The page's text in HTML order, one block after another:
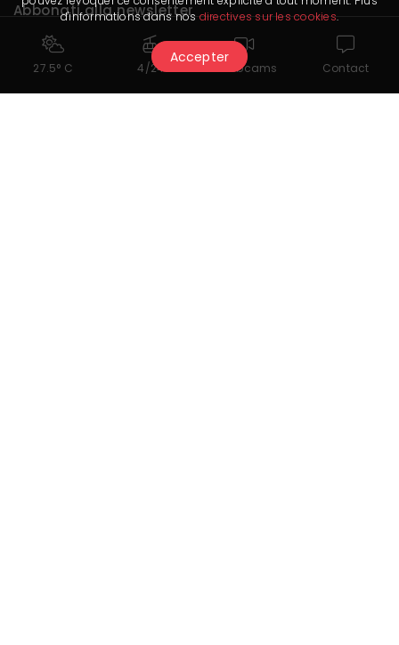
Abbonati alla newsletter
Leggi la nostra ultima newsletter
27.5° C 4/24 Webcams Contact
d'informations dans nos directives sur les cookies.
Accepter